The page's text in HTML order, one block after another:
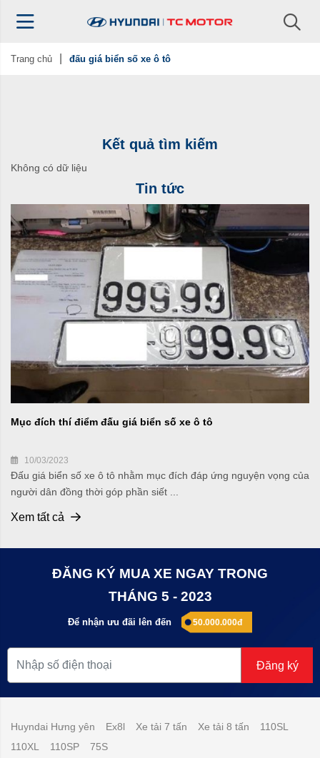
Trang chủ đấu giá biển số xe ô tô
Kết quả tìm kiếm
Không có dữ liệu
Tin tức
Mục đích thí điểm đấu giá biển số xe ô tô
10/03/2023
Đấu giá biển số xe ô tô nhằm mục đích đáp ứng nguyện vọng của
người dân đồng thời góp phần siết ...
Xem tất cả
ĐĂNG KÝ MUA XE NGAY TRONG
THÁNG 5 - 2023
Để nhận ưu đãi lên đến 50.000.000đ
Đăng ký
Huyndai Hưng yên Ex8l Xe tải 7 tấn Xe tải 8 tấn
110SL
110XL
110SP 75S